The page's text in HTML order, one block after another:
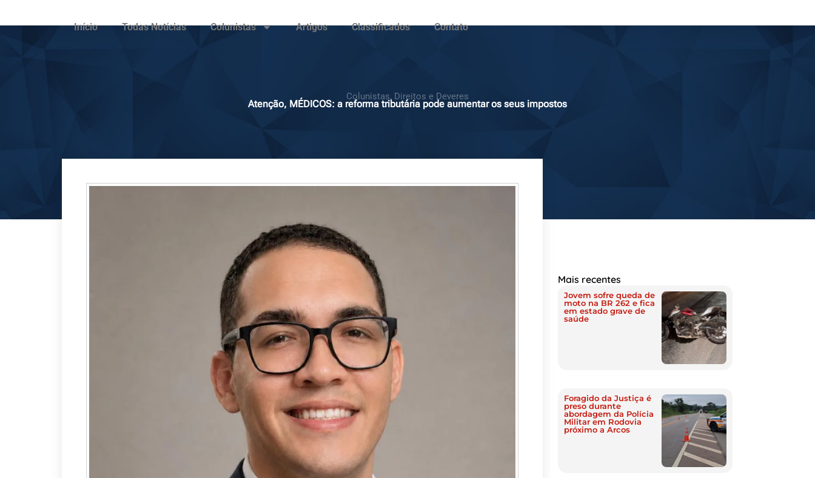
Início Todas Notícias Colunistas Artigos Classificados Contato
Colunistas, Direitos e Deveres
Atenção, MÉDICOS: a reforma tributária pode aumentar os seus impostos
Mais recentes
Jovem sofre queda de
moto na BR 262 e fica
em estado grave de
saúde
Foragido da Justiça é
preso durante
abordagem da Polícia
Militar em Rodovia
próximo a Arcos